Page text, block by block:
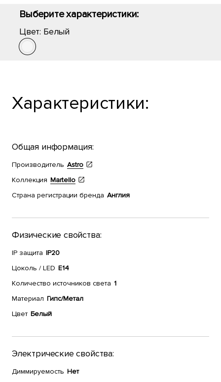
Выберите характеристики:
Цвет: Белый
Характеристики:
Общая информация:
Производитель Astro
Коллекция Martello
Страна регистрации бренда Англия
Физические свойства:
IP защита IP20
Цоколь / LED E14
Количество источников света 1
Материал Гипс/Метал
Цвет Белый
Электрические свойства:
Диммируемость Нет